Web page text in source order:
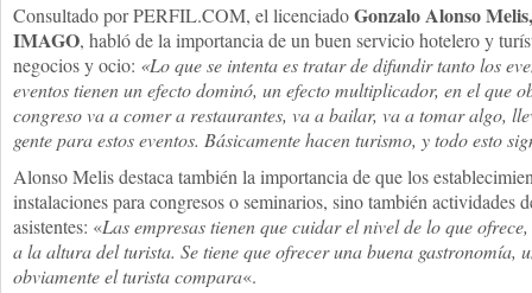
Consultado por PERFIL.COM, el licenciadoGonzalo Alonso
IMAGO, habló de la importancia de un buen servicio hotelero y
negocios y ocio: «Lo que se intenta es tratar de difundir tanto los
eventos tienen un efecto dominó, un efecto multiplicador, en el que
congreso va a comer a restaurantes, va a bailar, va a tomar algo,
gente para estos eventos. Básicamente hacen turismo, y todo esto
Alonso Melis destaca también la importancia de que los
instalaciones para congresos o seminarios, sino también actividades
asistentes: «Las empresas tienen que cuidar el nivel de lo que
a la altura del turista. Se tiene que ofrecer una buena gastronomía,
obviamente el turista compara«.